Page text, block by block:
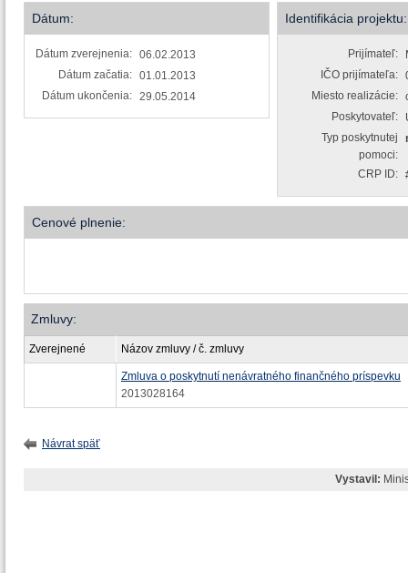
Dátum:
Dátum zverejnenia: 06.02.2013
Dátum začatia: 01.01.2013
Dátum ukončenia: 29.05.2014
Identifikácia projektu:
Prijímateľ:
IČO prijímateľa:
Miesto realizácie:
Poskytovateľ:
Typ poskytnutej
pomoci:
CRP ID:
Cenové plnenie:
Zmluvy:
Zverejnené Názov zmluvy / č. zmluvy
Zmluva o poskytnutí nenávratného finančného príspevku
2013028164
Návrat späť
Vystavil: